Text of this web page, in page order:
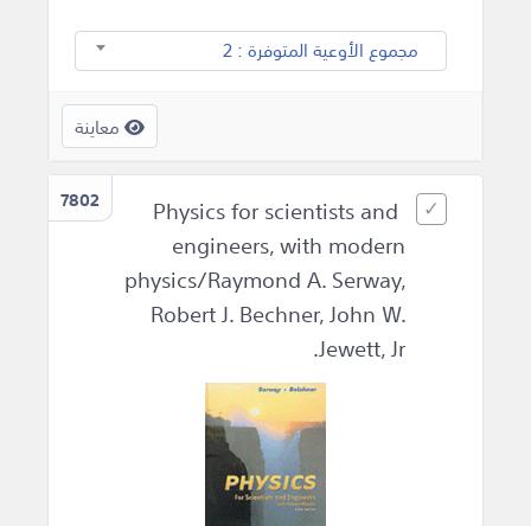
مجموع الأوعية المتوفرة : 2
معاينة
7802
Physics for scientists and
engineers, with modern
physics/Raymond A. Serway,
Robert J. Bechner, John W.
Jewett, Jr.